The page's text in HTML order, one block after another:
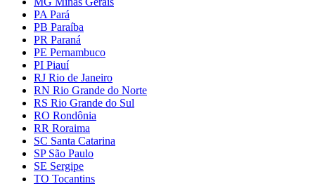
PA Pará
PB Paraíba
PR Paraná
PE Pernambuco
PI Piauí
RJ Rio de Janeiro
RN Rio Grande do Norte
RS Rio Grande do Sul
RO Rondônia
RR Roraima
SC Santa Catarina
SP São Paulo
SE Sergipe
TO Tocantins